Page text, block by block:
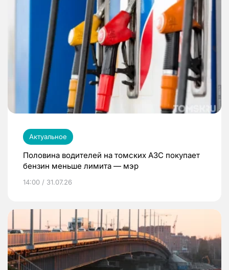
Актуальное
Половина водителей на томских АЗС покупает
бензин меньше лимита — мэр
14:00 / 31.07.26